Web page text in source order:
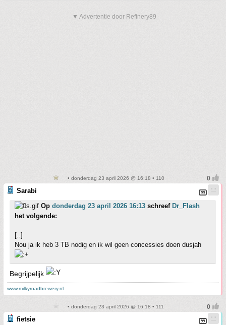
▼ Advertentie door Refinery89
• donderdag 23 april 2026 @ 16:18 • 110
Sarabi
Op donderdag 23 april 2026 16:13 schreef Dr_Flash
het volgende:
[..]
Nou ja ik heb 3 TB nodig en ik wil geen concessies doen dusjah
Begrijpelijk
www.milkyroadbrewery.nl
• donderdag 23 april 2026 @ 16:18 • 111
fietsie